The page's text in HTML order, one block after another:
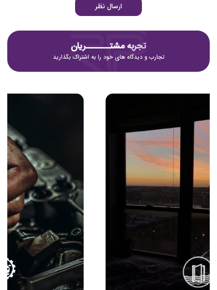
ارسال نظر
تجربه مشتـــــــریان
تجارب و دیدگاه های خود را به اشتراک بگذارید